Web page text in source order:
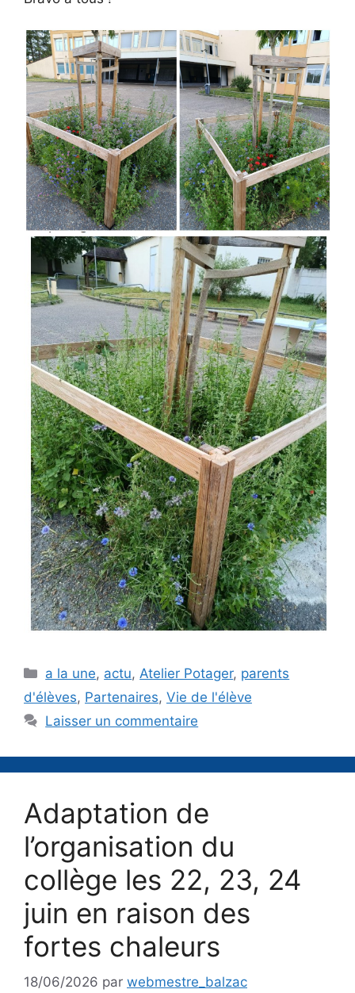
Catégories
a la une, actu,Atelier Potager, parents
d'élèves, Partenaires, Vie de l'élève
Laisser un commentaire
Adaptation de
l’organisation du
collège les 22, 23, 24
juin en raison des
fortes chaleurs
18/06/2026 par webmestre_balzac